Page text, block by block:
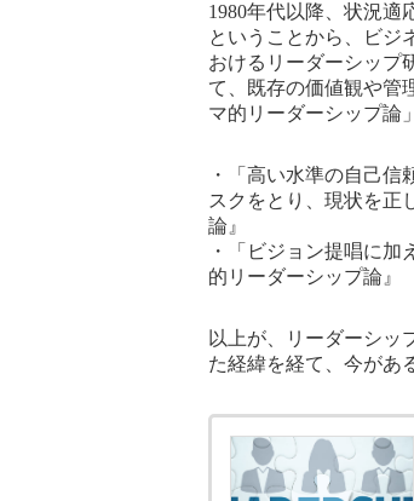
1980年代以降、状況適
ということから、ビジ
おけるリーダーシップ
て、既存の価値観や管
マ的リーダーシップ論
・「高い水準の自己
スクをとり、現状を正
論』
・「ビジョン提唱に
的リーダーシップ論』
以上が、リーダーシッ
た経緯を経て、今があ